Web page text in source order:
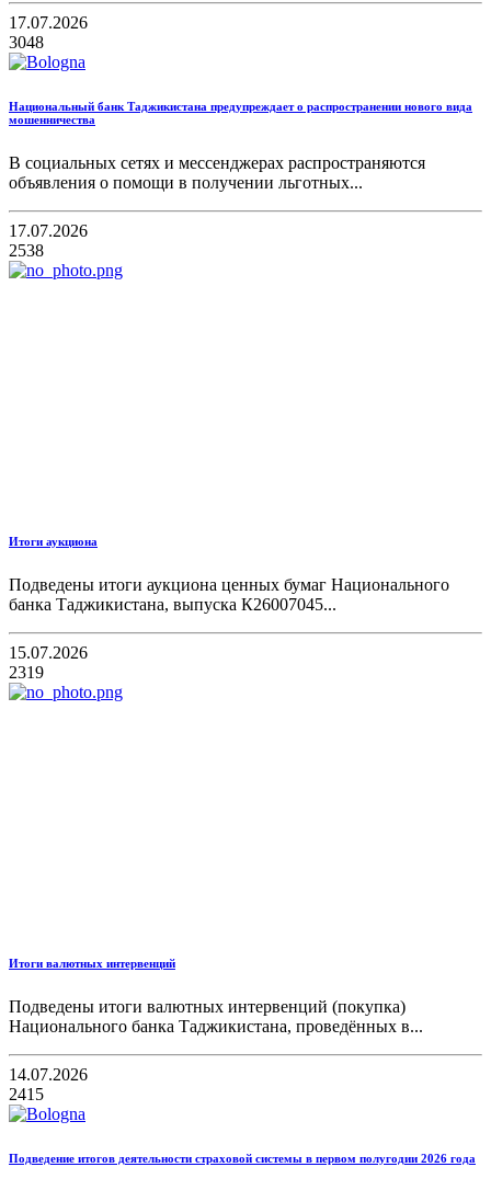
17.07.2026
3048
Национальный банк Таджикистана предупреждает о распространении нового вида
мошенничества
В социальных сетях и мессенджерах распространяются
объявления о помощи в получении льготных...
17.07.2026
2538
Итоги аукциона
Подведены итоги аукциона ценных бумаг Национального
банка Таджикистана, выпуска К26007045...
15.07.2026
2319
Итоги валютных интервенций
Подведены итоги валютных интервенций (покупка)
Национального банка Таджикистана, проведённых в...
14.07.2026
2415
Подведение итогов деятельности страховой системы в первом полугодии 2026 года